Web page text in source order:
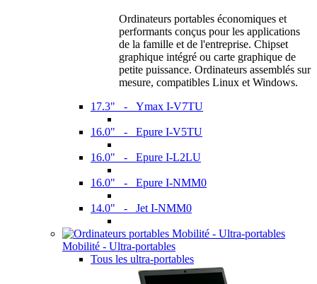
Ordinateurs portables économiques et
performants conçus pour les applications
de la famille et de l'entreprise. Chipset
graphique intégré ou carte graphique de
petite puissance. Ordinateurs assemblés sur
mesure, compatibles Linux et Windows.
17.3" - Ymax I-V7TU
16.0" - Epure I-V5TU
16.0" - Epure I-L2LU
16.0" - Epure I-NMM0
14.0" - Jet I-NMM0
Mobilité - Ultra-portables
Tous les ultra-portables